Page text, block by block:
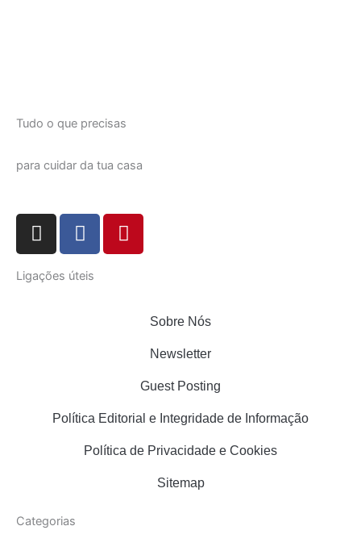
Tudo o que precisas
para cuidar da tua casa
I
n
t
F
a
e
P
i
Ligações úteis
Sobre Nós
Newsletter
Guest Posting
Política Editorial e Integridade de Informação
Política de Privacidade e Cookies
Sitemap
Categorias